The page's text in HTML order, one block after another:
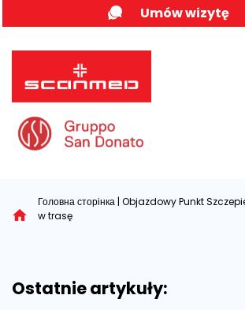
to
content
Umów wizytę
Головна сторінка | Objazdowy Punkt
w trasę
Ostatnie artykuły: